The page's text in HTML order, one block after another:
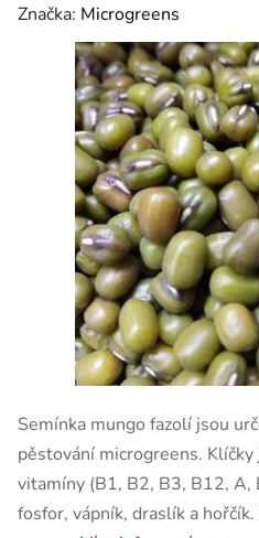
Semínka mungo fazolí jsou
pěstování microgreens.
vitamíny (B1, B2, B3, B12, A,
fosfor, vápník, draslík a
Značka: Microgreens